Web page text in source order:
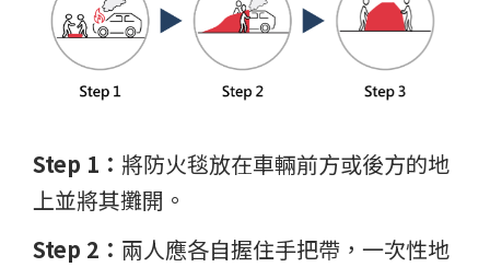
Step 1： 將防火毯放在車輛前方或後方的地
上並將其攤開。
Step 2： 兩人應各自握住手把帶，一次性地